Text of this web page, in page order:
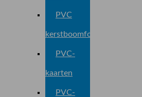
PVC
kerstboomfolie
PVC-
kaarten
PVC-